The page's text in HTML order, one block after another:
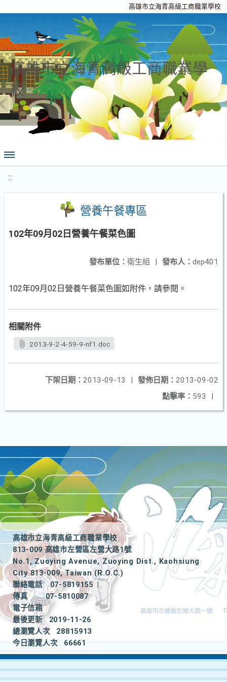
高雄市立海青高級工商職業學校
高雄市立海青高級工商職業學
校
:::
營養午餐專區
102年09月02日營養午餐菜色圖
發布人： dep401
發布單位： 衛生組 |
102年09月02日營養午餐菜色圖如附件，請參閱。
相關附件
2013-9-2-4-59-9-nf1.doc
發佈日期： 2013-09-02
下架日期： 2013-09-13
|
點擊率： 593 |
高雄市立海青高級工商職業學校
813-009 高雄市左營區左營大路1號
No.1, Zuoying Avenue, Zuoying Dist., Kaohsiung
City 813-009, Taiwan (R.O.C.)
聯絡電話
07-5819155
|
傳真
07-5810087
電子信箱
最後更新
2019-11-26
總瀏覽人次
28815913
今日瀏覽人次
66661